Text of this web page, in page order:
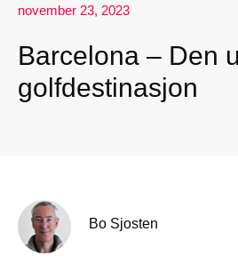
november 23, 2023
Barcelona – Den
golfdestinasjon
Bo Sjosten